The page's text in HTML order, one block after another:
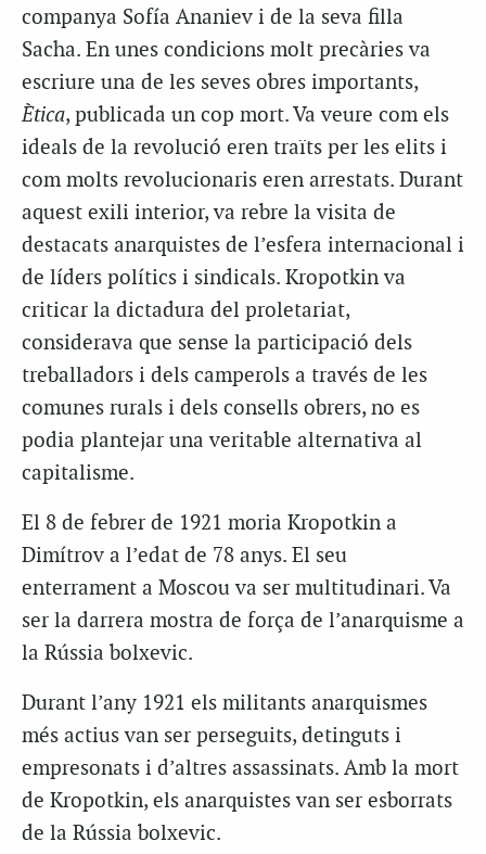
companya Sofía Ananiev i de la seva filla
Sacha. En unes condicions molt precàries va
escriure una de les seves obres importants,
Ètica, publicada un cop mort. Va veure com els
ideals de la revolució eren traïts per les elits i
com molts revolucionaris eren arrestats. Durant
aquest exili interior, va rebre la visita de
destacats anarquistes de l’esfera internacional i
de líders polítics i sindicals. Kropotkin va
criticar la dictadura del proletariat,
considerava que sense la participació dels
treballadors i dels camperols a través de les
comunes rurals i dels consells obrers, no es
podia plantejar una veritable alternativa al
capitalisme.
El 8 de febrer de 1921 moria Kropotkin a
Dimítrov a l’edat de 78 anys. El seu
enterrament a Moscou va ser multitudinari. Va
ser la darrera mostra de força de l’anarquisme a
la Rússia bolxevic.
Durant l’any 1921 els militants anarquismes
més actius van ser perseguits, detinguts i
empresonats i d’altres assassinats. Amb la mort
de Kropotkin, els anarquistes van ser esborrats
de la Rússia bolxevic.